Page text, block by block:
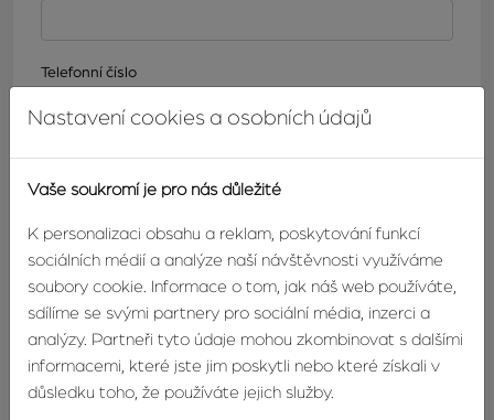
Telefonní číslo
Nastavení cookies a osobních údajů
Vaše soukromí je pro nás důležité
K personalizaci obsahu a reklam, poskytování funkcí
sociálních médií a analýze naší návštěvnosti využíváme
soubory cookie. Informace o tom, jak náš web používáte,
sdílíme se svými partnery pro sociální média, inzerci a
analýzy. Partneři tyto údaje mohou zkombinovat s dalšími
informacemi, které jste jim poskytli nebo které získali v
důsledku toho, že používáte jejich služby.